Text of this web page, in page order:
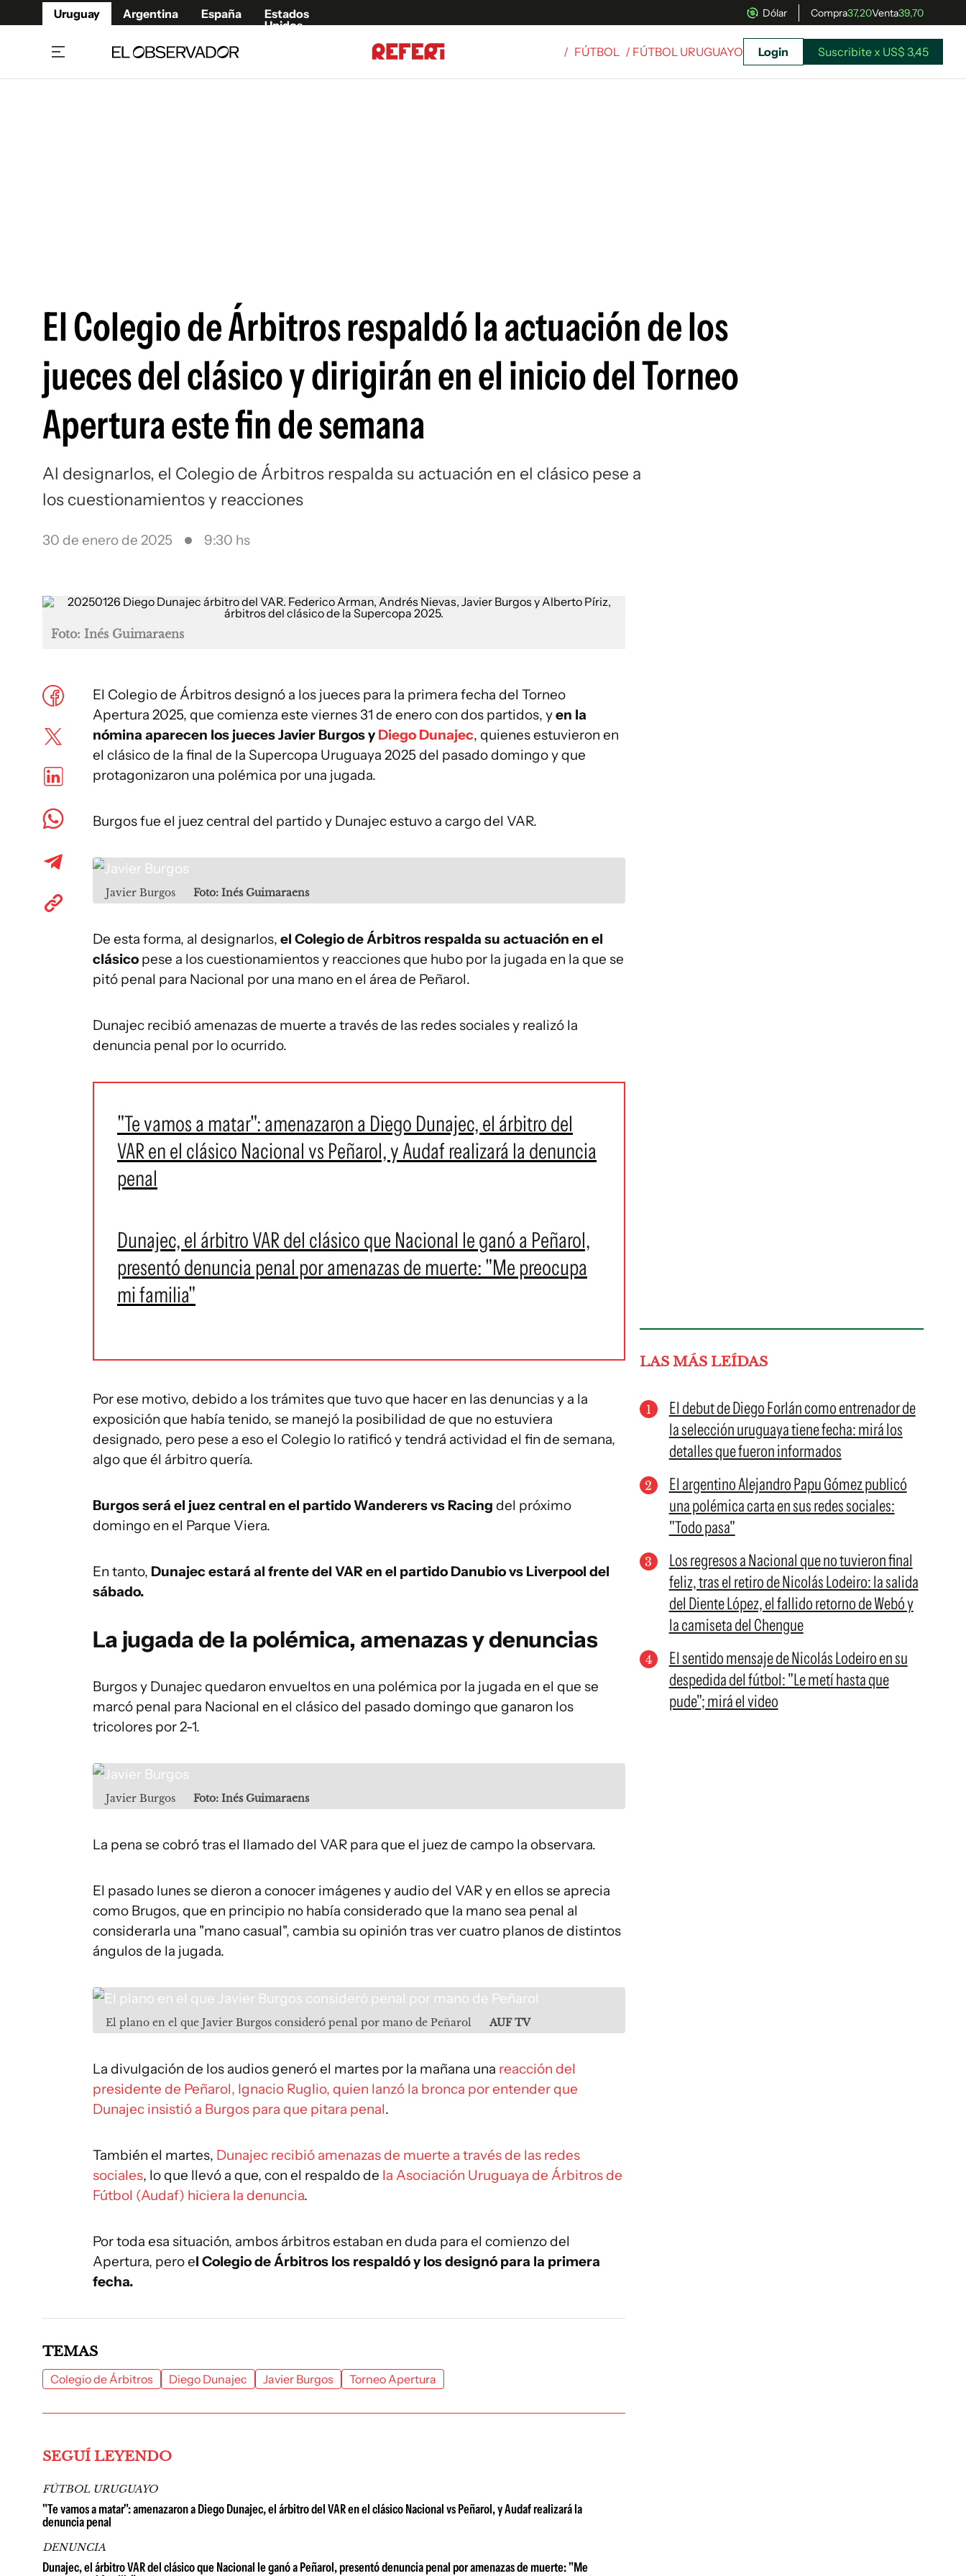
Uruguay Argentina España
Estados
Unidos
Dólar Compra37,20Venta39,70
Siguenos en:
/ FÚTBOL / FÚTBOL URUGUAYO Login Suscribite x US$ 3,45
El Colegio de Árbitros respaldó la actuación de los
jueces del clásico y dirigirán en el inicio del Torneo
Apertura este fin de semana
Al designarlos, el Colegio de Árbitros respalda su actuación en el clásico pese a
los cuestionamientos y reacciones
30 de enero de 2025 9:30 hs
Foto: Inés Guimaraens
El Colegio de Árbitros designó a los jueces para la primera fecha del Torneo
Apertura 2025, que comienza este viernes 31 de enero con dos partidos, yen la
nómina aparecen los jueces Javier Burgos yDiego Dunajec, quienes estuvieron en
el clásico de la final de la Supercopa Uruguaya 2025 del pasado domingo y que
protagonizaron una polémica por una jugada.
Burgos fue el juez central del partido y Dunajec estuvo a cargo del VAR.
Javier Burgos Foto: Inés Guimaraens
De esta forma, al designarlos, el Colegio de Árbitros respalda su actuación en el
clásico pese a los cuestionamientos y reacciones que hubo por la jugada en la que se
pitó penal para Nacional por una mano en el área de Peñarol.
Dunajec recibió amenazas de muerte a través de las redes sociales y realizó la
denuncia penal por lo ocurrido.
"Te vamos a matar": amenazaron a Diego Dunajec, el árbitro del
VAR en el clásico Nacional vs Peñarol, y Audaf realizará la denuncia
penal
Dunajec, el árbitro VAR del clásico que Nacional le ganó a Peñarol,
presentó denuncia penal por amenazas de muerte: "Me preocupa
mi familia"
Por ese motivo, debido a los trámites que tuvo que hacer en las denuncias y a la
exposición que había tenido, se manejó la posibilidad de que no estuviera
designado, pero pese a eso el Colegio lo ratificó y tendrá actividad el fin de semana,
algo que él árbitro quería.
Burgos será el juez central en el partido Wanderers vs Racing del próximo
domingo en el Parque Viera.
En tanto, Dunajec estará al frente del VAR en el partido Danubio vs Liverpool del
sábado.
La jugada de la polémica, amenazas y denuncias
Burgos y Dunajec quedaron envueltos en una polémica por la jugada en el que se
marcó penal para Nacional en el clásico del pasado domingo que ganaron los
tricolores por 2-1.
Javier Burgos Foto: Inés Guimaraens
La pena se cobró tras el llamado del VAR para que el juez de campo la observara.
El pasado lunes se dieron a conocer imágenes y audio del VAR y en ellos se aprecia
como Brugos, que en principio no había considerado que la mano sea penal al
considerarla una "mano casual", cambia su opinión tras ver cuatro planos de distintos
ángulos de la jugada.
El plano en el que Javier Burgos consideró penal por mano de Peñarol AUF TV
La divulgación de los audios generó el martes por la mañana una reacción del
presidente de Peñarol, Ignacio Ruglio, quien lanzó la bronca por entender que
Dunajec insistió a Burgos para que pitara penal.
También el martes, Dunajec recibió amenazas de muerte a través de las redes
sociales, lo que llevó a que, con el respaldo de la Asociación Uruguaya de Árbitros de
Fútbol (Audaf) hiciera la denuncia.
Por toda esa situación, ambos árbitros estaban en duda para el comienzo del
Apertura, pero el Colegio de Árbitros los respaldó y los designó para la primera
fecha.
LAS MÁS LEÍDAS
El debut de Diego Forlán como entrenador de
la selección uruguaya tiene fecha: mirá los
detalles que fueron informados
El argentino Alejandro Papu Gómez publicó
una polémica carta en sus redes sociales:
"Todo pasa"
Los regresos a Nacional que no tuvieron final
feliz, tras el retiro de Nicolás Lodeiro: la salida
del Diente López, el fallido retorno de Webó y
la camiseta del Chengue
El sentido mensaje de Nicolás Lodeiro en su
despedida del fútbol: "Le metí hasta que
pude"; mirá el video
TEMAS
Colegio de Árbitros Diego Dunajec Javier Burgos Torneo Apertura
SEGUÍ LEYENDO
FÚTBOL URUGUAYO
"Te vamos a matar": amenazaron a Diego Dunajec, el árbitro del VAR en el clásico Nacional vs Peñarol, y Audaf realizará la
denuncia penal
DENUNCIA
Dunajec, el árbitro VAR del clásico que Nacional le ganó a Peñarol, presentó denuncia penal por amenazas de muerte: "Me